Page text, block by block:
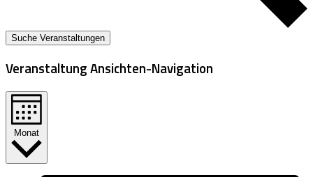
Suche Veranstaltungen
Veranstaltung Ansichten-Navigation
Monat